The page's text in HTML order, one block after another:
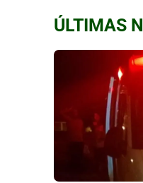
ÚLTIMAS